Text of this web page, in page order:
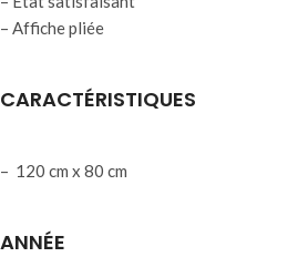
– Affiche pliée
CARACTÉRISTIQUES
– 120 cm x 80 cm
ANNÉE